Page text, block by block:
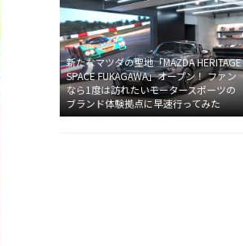
新たなマツダの聖地「MAZDA HERITAGE
SPACE FUKAGAWA」オープン！ ファン
なら1度は訪れたいモータースポーツの
ブランド体験拠点に早速行ってみた